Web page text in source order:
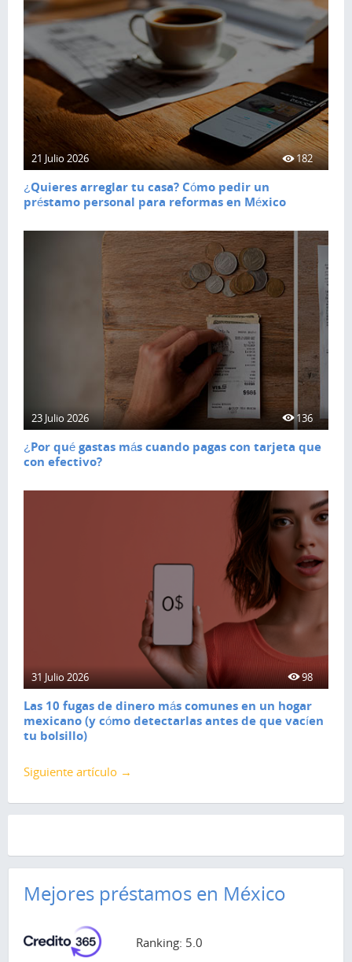
21 Julio 2026 182
¿Quieres arreglar tu casa? Cómo pedir un
préstamo personal para reformas en México
23 Julio 2026 136
¿Por qué gastas más cuando pagas con tarjeta que
con efectivo?
31 Julio 2026 98
Las 10 fugas de dinero más comunes en un hogar
mexicano (y cómo detectarlas antes de que vacíen
tu bolsillo)
Siguiente artículo →
Mejores préstamos en México
Ranking: 5.0